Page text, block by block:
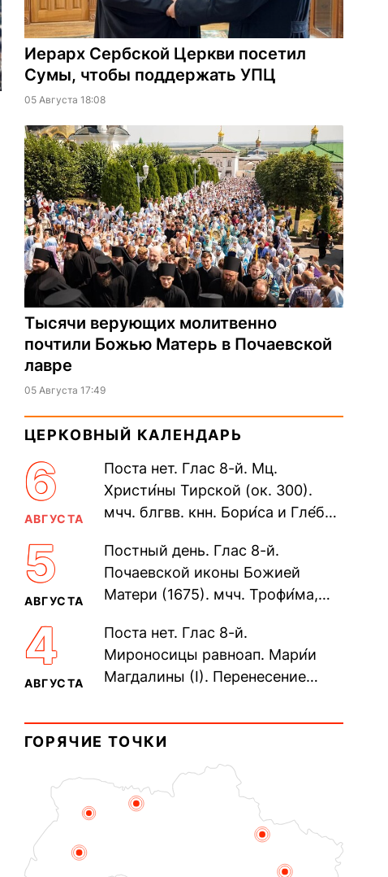
Иерарх Сербской Церкви посетил
Сумы, чтобы поддержать УПЦ
05 Августа 18:08
Тысячи верующих молитвенно
почтили Божью Матерь в Почаевской
лавре
05 Августа 17:49
ЦЕРКОВНЫЙ КАЛЕНДАРЬ
6
АВГУСТА
Поста нет. Глас 8-й. Мц.
Христи́ны Тирской (ок. 300).
мчч. блгвв. кнн. Бори́са и Гле́ба,
Дави́да (1015). Прп....
5
АВГУСТА
Постный день. Глас 8-й.
Почаевской иконы Божией
Матери (1675). мчч. Трофи́ма,
мучеников (284–305). прав.
воина Фео́дора...
4
АВГУСТА
Поста нет. Глас 8-й.
Мироносицы равноап. Мари́и
Магдалины (I). Перенесение
Синопского (403–404). Прп.
Корни́лия...
ГОРЯЧИЕ ТОЧКИ